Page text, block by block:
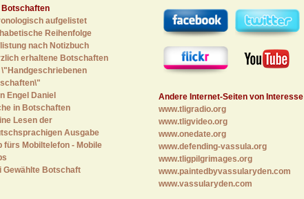
Botschaften
aufgelistet
Reihenfolge
nach Notizbuch
erhaltene Botschaften
\"Handgeschriebenen
Engel Daniel
in Botschaften
Lesen der
Ausgabe
fürs Mobiltelefon - Mobile
Gewählte Botschaft
Andere Internet-Seiten von Interesse
www.tligradio.org
www.tligvideo.org
www.onedate.org
www.defending-vassula.org
www.tligpilgrimages.org
www.paintedbyvassularyden.com
www.vassularyden.com